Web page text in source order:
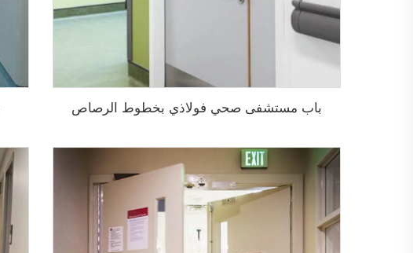
باب مستشفى صحي فولاذي بخطوط الرصاص